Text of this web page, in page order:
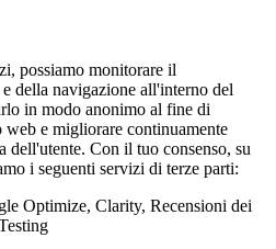
possiamo monitorare il
della navigazione all'interno del
in modo anonimo al fine di
e migliorare continuamente
dell'utente. Con il tuo consenso, su
i seguenti servizi di terze parti:
Optimize, Clarity, Recensioni dei